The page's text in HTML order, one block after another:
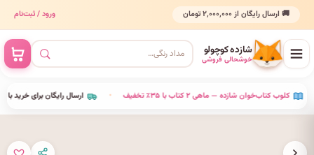
🚚 ارسال رایگان از ۲٬۰۰۰٬۰۰۰ تومان ورود / ثبت‌نام
شازده کوچولو
خوشحالی فروشی
ارسال رایگان برای خرید بالای • کلوب کتاب‌خوان شازده — ماهی ۲ کتاب با ۳۵٪ تخفیف •